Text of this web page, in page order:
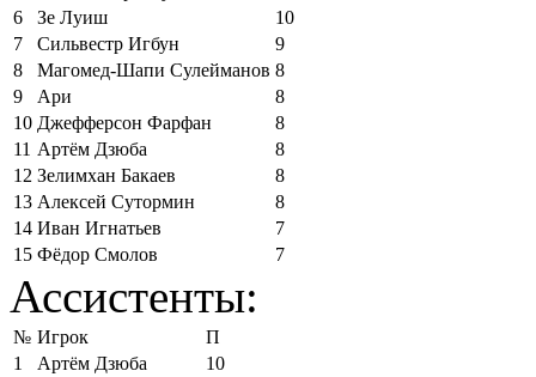
6
Зе Луиш
10
7
Сильвестр Игбун
9
8
Магомед-Шапи Сулейманов 8
9
Ари
8
10 Джефферсон Фарфан
8
11 Артём Дзюба
8
12 Зелимхан Бакаев
8
13 Алексей Сутормин
8
14 Иван Игнатьев
7
15 Фёдор Смолов 7
Ассистенты:
№ Игрок
П
1
Артём Дзюба
10